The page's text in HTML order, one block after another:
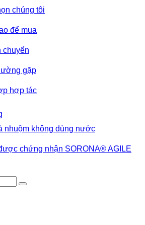
chúng tôi
để mua
chuyển
gặp
hợp tác
nhuộm không dùng nước
chứng nhận SORONA® AGILE